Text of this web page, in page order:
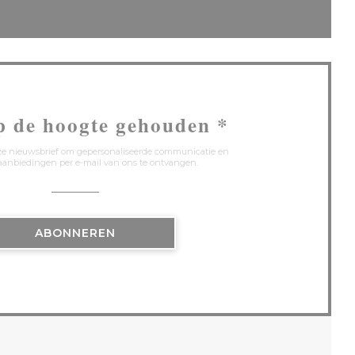
de hoogte gehouden *
nieuwsbrief om gepersonaliseerde communicatie en
per e-mail van ons te ontvangen.
ABONNEREN